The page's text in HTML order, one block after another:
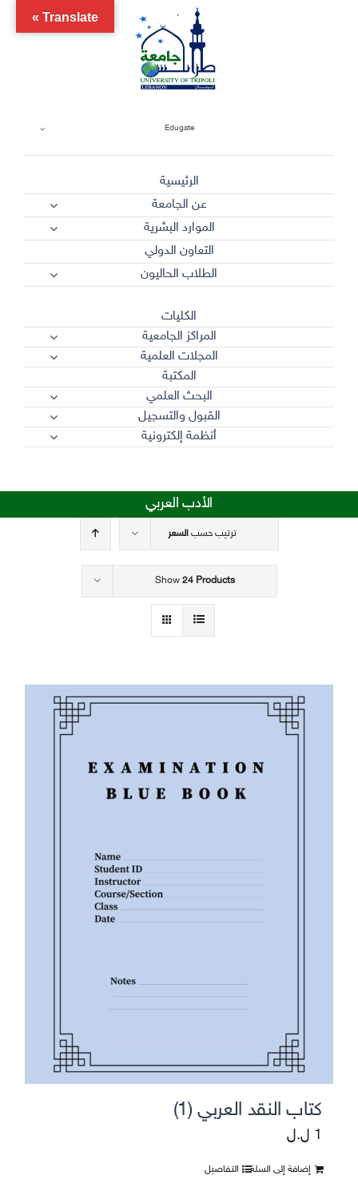
Edugate
الرئيسية
عن الجامعة
الموارد البشرية
التعاون الدولي
الطلاب الحاليون
الكليات
المراكز الجامعية
المجلات العلمية
المكتبة
البحث العلمي
القبول والتسجيل
أنظمة إلكترونية
الأدب العربي
ترتيب حسبالسعر
Show 24 Products
كتاب النقد العربي (1)
1 ل.ل
إضافة إلى السلة التفاصيل
Translate »